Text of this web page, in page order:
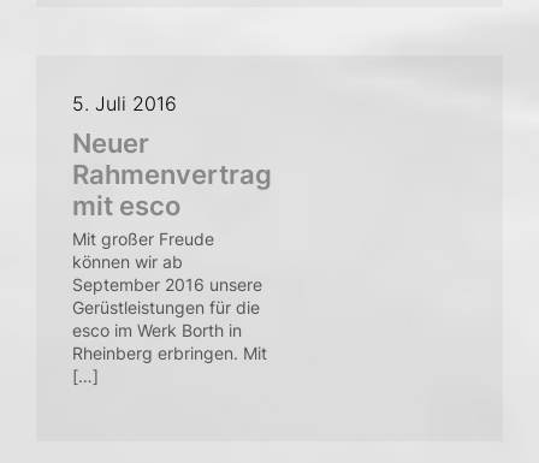
5. Juli 2016
Neuer
Rahmenvertrag
mit esco
Mit großer Freude
können wir ab
September 2016 unsere
Gerüstleistungen für die
esco im Werk Borth in
Rheinberg erbringen. Mit
[…]